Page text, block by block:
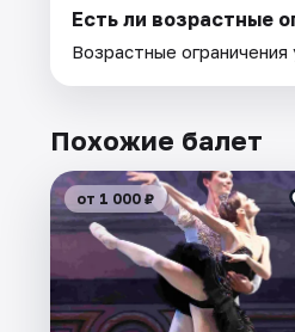
Есть ли возрастные
Возрастные
Похожие балет
от 1 000 ₽